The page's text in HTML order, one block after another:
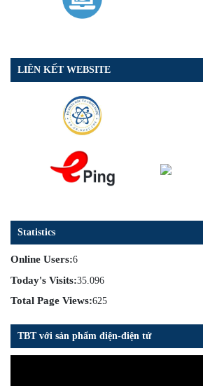
LIÊN KẾT WEBSITE
Statistics
Online Users:6
Today's Visits:35.096
Total Page Views:625
TBT với sản phẩm điện-điện tử